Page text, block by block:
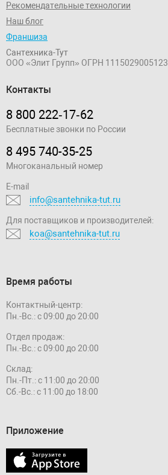
Рекомендательные технологии
Наш блог
Франшиза
Сантехника-Тут
ООО «Элит Групп» ОГРН 1115029005123
Контакты
8 800 222‑17‑62
Бесплатные звонки по России
8 495 740-35-25
Многоканальный номер
E-mail
info@santehnika-tut.ru
Для поставщиков и производителей:
koa@santehnika-tut.ru
Время работы
Контактный-центр:
Пн.-Вс.: с 09:00 до 20:00
Отдел продаж:
Пн.-Вс.: с 09:00 до 20:00
Склад:
Пн.-Пт.: с 11:00 до 20:00
Сб.-Вс.: с 11:00 до 18:00
Приложение